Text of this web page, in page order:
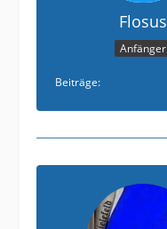
Flosus
Anfänger
Beiträge